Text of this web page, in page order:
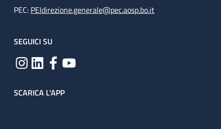
PEC: PEIdirezione.generale@pec.aosp.bo.it
SEGUICI SU
SCARICA L'APP